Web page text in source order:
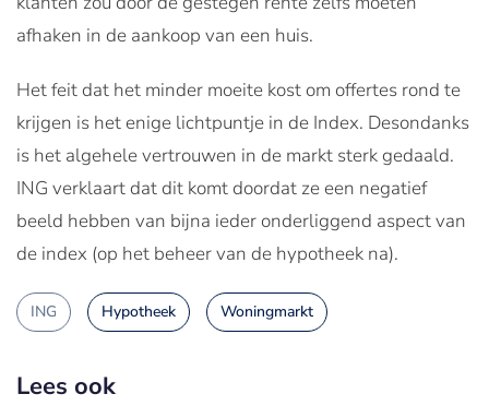
afhaken in de aankoop van een huis.
Het feit dat het minder moeite kost om offertes rond te
krijgen is het enige lichtpuntje in de Index. Desondanks
is het algehele vertrouwen in de markt sterk gedaald.
ING verklaart dat dit komt doordat ze een negatief
beeld hebben van bijna ieder onderliggend aspect van
de index (op het beheer van de hypotheek na).
ING Hypotheek Woningmarkt
Lees ook